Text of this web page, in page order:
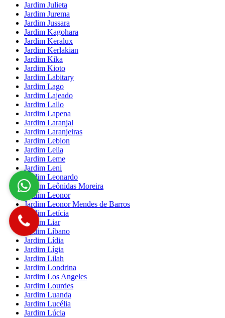
Jardim Julieta
Jardim Jurema
Jardim Jussara
Jardim Kagohara
Jardim Keralux
Jardim Kerlakian
Jardim Kika
Jardim Kioto
Jardim Labitary
Jardim Lago
Jardim Lajeado
Jardim Lallo
Jardim Lapena
Jardim Laranjal
Jardim Laranjeiras
Jardim Leblon
Jardim Leila
Jardim Leme
Jardim Leni
Jardim Leonardo
Jardim Leônidas Moreira
Jardim Leonor
Jardim Leonor Mendes de Barros
Jardim Letícia
Jardim Liar
Jardim Líbano
Jardim Lídia
Jardim Lígia
Jardim Lilah
Jardim Londrina
Jardim Los Angeles
Jardim Lourdes
Jardim Luanda
Jardim Lucélia
Jardim Lúcia